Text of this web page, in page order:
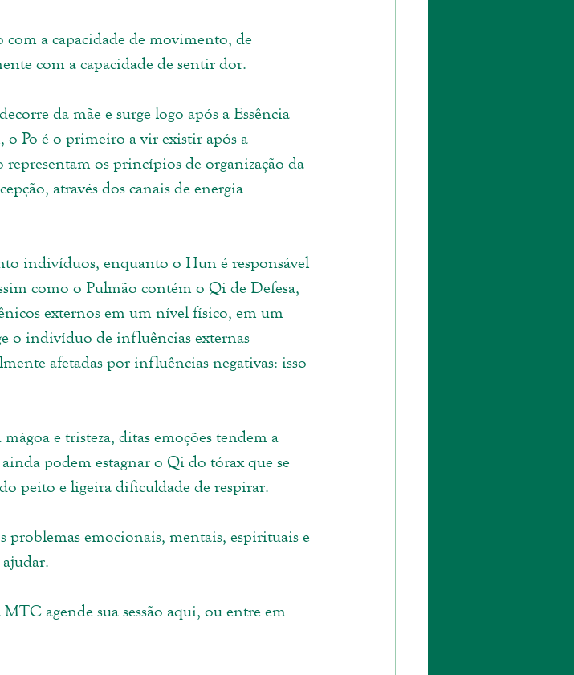
a capacidade de movimento, de
com a capacidade de sentir dor.
da mãe e surge logo após a Essência
Po é o primeiro a vir existir após a
representam os princípios de organização da
através dos canais de energia
indivíduos, enquanto o Hun é responsável
como o Pulmão contém o Qi de Defesa,
externos em um nível físico, em um
o indivíduo de influências externas
afetadas por influências negativas: isso
e tristeza, ditas emoções tendem a
podem estagnar o Qi do tórax que se
peito e ligeira dificuldade de respirar.
problemas emocionais, mentais, espirituais e
agende sua sessão aqui, ou entre em